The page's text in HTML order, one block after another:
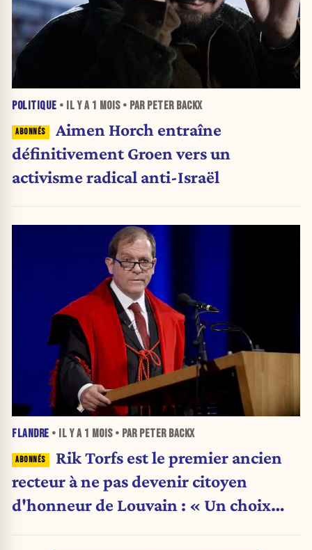
POLITIQUE • IL Y A 1 MOIS• PAR PETER BACKX
Aimen Horch entraîne
définitivement Groen vers un
activisme radical anti-Israël
FLANDRE • IL Y A 1 MOIS• PAR PETER BACKX
Rik Torfs est le premier ancien
recteur à ne pas devenir citoyen
d'honneur de Louvain : « Un choix